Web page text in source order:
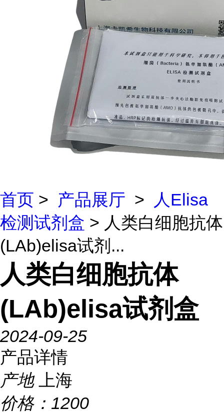
首页 > 产品展厅 >
人Elisa
检测试剂盒 > 人类白细胞抗体
(LAb)elisa试剂...
人类白细胞抗体
(LAb)elisa试剂盒
2024-09-25
产品详情
产地
上海
价格： 1200